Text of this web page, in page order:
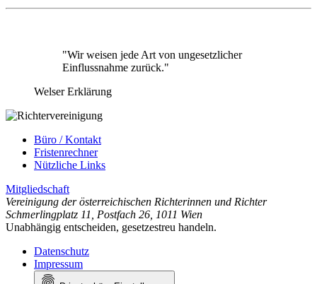
"Wir weisen jede Art von ungesetzlicher
Einflussnahme zurück."
Welser Erklärung
Büro / Kontakt
Fristenrechner
Nützliche Links
Mitgliedschaft
Vereinigung der österreichischen Richterinnen und Richter
Schmerlingplatz 11
Postfach 26 1011 Wien
Unabhängig entscheiden, gesetzestreu handeln.
Datenschutz
Impressum